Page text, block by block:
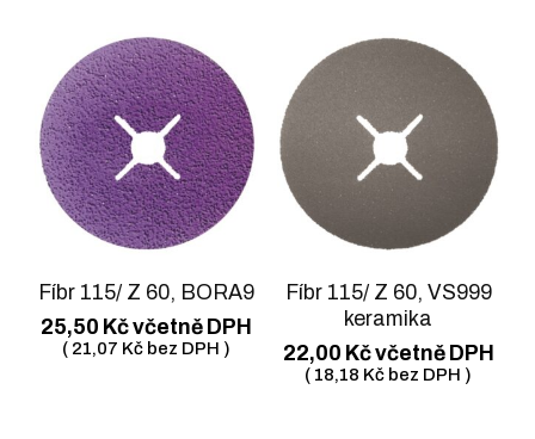
Fíbr 115/ Z 60, BORA9
25,50 Kčvčetně DPH
( 21,07 Kč bez DPH )
Fíbr 115/ Z 60, VS999
keramika
22,00 Kčvčetně DPH
( 18,18 Kč bez DPH )